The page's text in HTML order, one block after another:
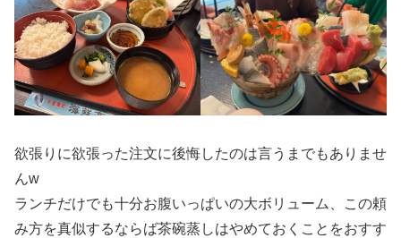
欲張りに欲張った注文に後悔したのは言うまでもありませ
んw
ランチだけでも十分お腹いっぱいの大ボリューム、この頼
み方を真似するならば茶碗蒸しはやめておくことをおすす